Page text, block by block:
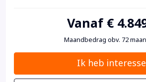
Vanaf €
Maandbedrag obv. 72
Ik heb interesse